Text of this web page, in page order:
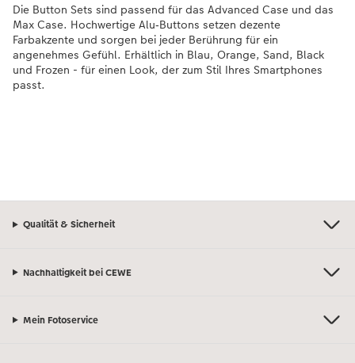
Die Button Sets sind passend für das Advanced Case und das
Max Case. Hochwertige Alu‑Buttons setzen dezente
Farbakzente und sorgen bei jeder Berührung für ein
angenehmes Gefühl. Erhältlich in Blau, Orange, Sand, Black
und Frozen - für einen Look, der zum Stil Ihres Smartphones
passt.
Qualität & Sicherheit
Nachhaltigkeit bei CEWE
Mein Fotoservice